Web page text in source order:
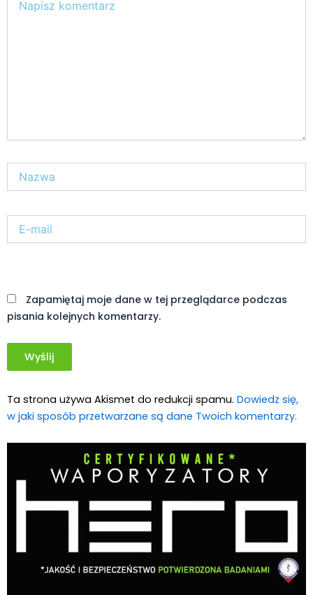
tutaj..
mail*
Zapamiętaj moje dane w tej przeglądarce podczas
pisania kolejnych komentarzy.
Ta strona używa Akismet do redukcji spamu. Dowiedz się,
w jaki sposób przetwarzane są dane Twoich komentarzy.